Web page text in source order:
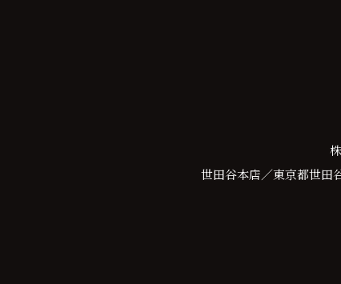
世田谷本店／東京都世田